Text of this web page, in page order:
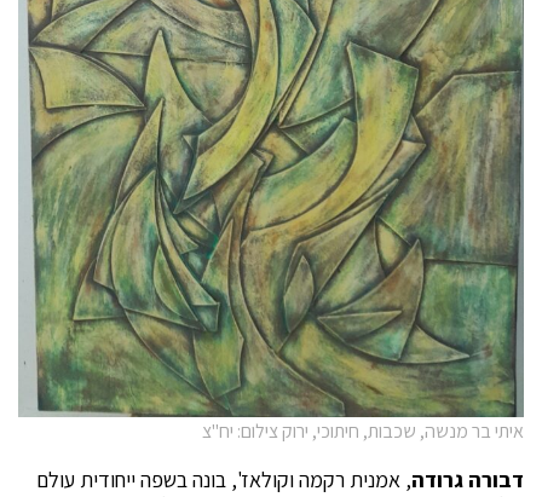
איתי בר מנשה, שכבות, חיתוכי, ירוק צילום: יח"צ
דבורה גרודה, אמנית רקמה וקולאז', בונה בשפה ייחודית עולם